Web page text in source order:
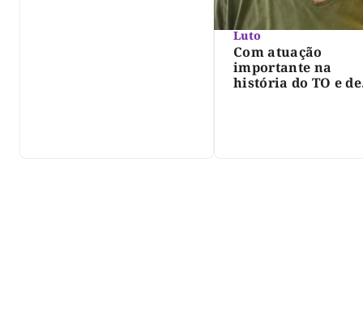
Luto
Com atuação
importante na
história do TO e de